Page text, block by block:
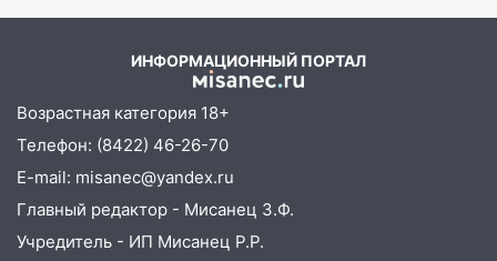
ИНФОРМАЦИОННЫЙ ПОРТАЛ
Возрастная категория 18+
Телефон: (8422) 46-26-70
E-mail: misanec@yandex.ru
Главный редактор - Мисанец З.Ф.
Учредитель - ИП Мисанец Р.Р.